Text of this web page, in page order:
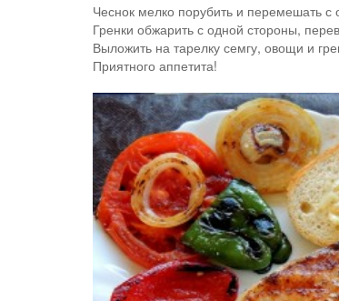
Чеснок мелко порубить и перемешать
Гренки обжарить с одной стороны,
Выложить на тарелку семгу, овощи и
Приятного аппетита!